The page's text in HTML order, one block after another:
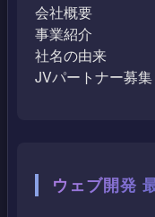
会社概要
事業紹介
社名の由来
JVパートナー募集
ウェブ開発